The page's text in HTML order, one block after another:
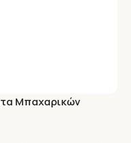
Μπαχαρικών